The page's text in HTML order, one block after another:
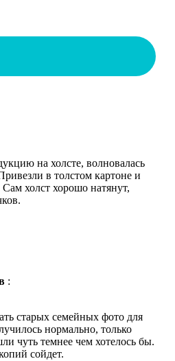
на холсте, волновалась
в толстом картоне и
Сам холст хорошо натянут,
:
старых семейных фото для
нормально, только
чуть темнее чем хотелось бы.
сойдет.